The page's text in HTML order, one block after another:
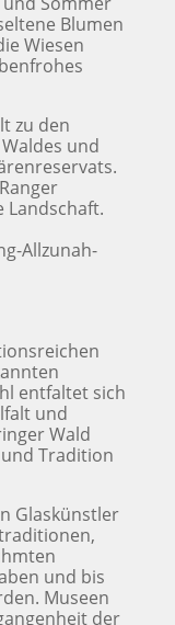
Blumen
Wiesen
zu den
und
Landschaft.
entfaltet sich
und
Wald
Tradition
Glaskünstler
und bis
Museen
der